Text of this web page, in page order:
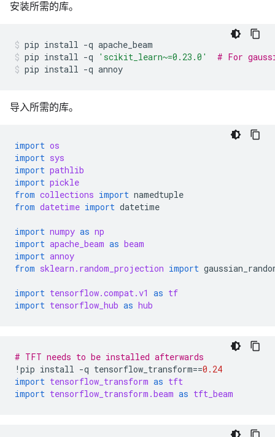
安装所需的库。
pip install -q apache_beam
pip install -q 'scikit_learn~=0.23.0'
# For
pip install -q annoy
导入所需的库。
import os
import sys
import pathlib
import pickle
from collections import namedtuple
from datetime import datetime
import numpy as np
import apache_beam as beam
import annoy
from sklearn.random_projection import
import tensorflow.compat.v1 as tf
import tensorflow_hub as hub
# TFT needs to be installed afterwards
! pip install -q tensorflow_transform==0.24
import tensorflow_transform as tft
import tensorflow_transform.beam as tft_beam